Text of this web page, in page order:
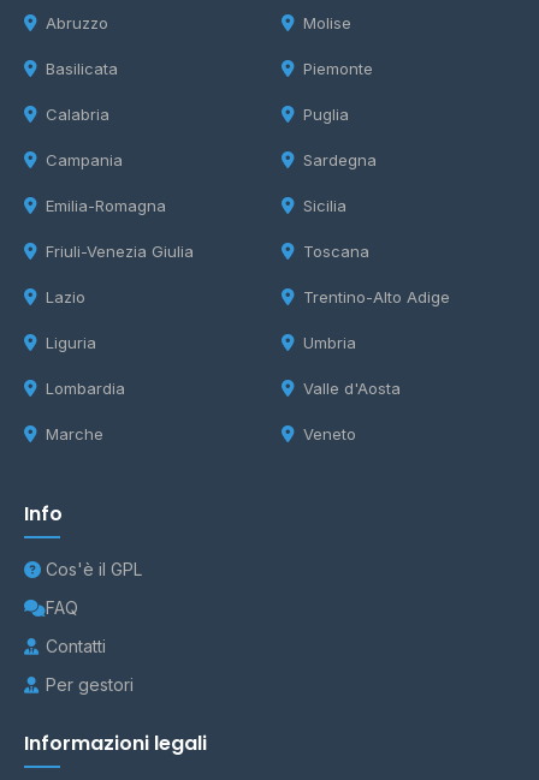
Abruzzo
Basilicata
Calabria
Campania
Emilia-Romagna
Friuli-Venezia Giulia
Lazio
Liguria
Lombardia
Marche
Molise
Piemonte
Puglia
Sardegna
Sicilia
Toscana
Trentino-Alto Adige
Umbria
Valle d'Aosta
Veneto
Info
Cos'è il GPL
FAQ
Contatti
Per gestori
Informazioni legali